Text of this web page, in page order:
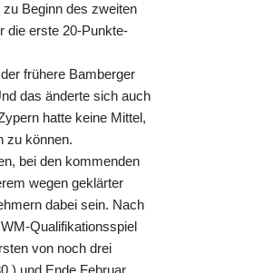
Beginn des zweiten
die erste 20-Punkte-
frühere Bamberger
das änderte sich auch
hatte keine Mittel,
zu können.
bei den kommenden
wegen geklärter
dabei sein. Nach
Qualifikationsspiel
von noch drei